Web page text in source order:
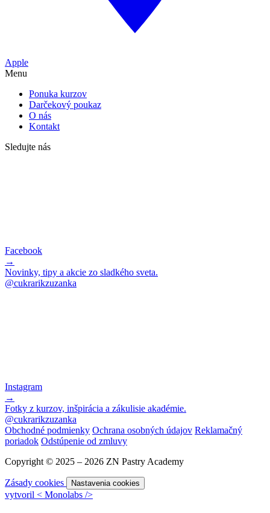
Apple
Menu
Ponuka kurzov
Darčekový poukaz
O nás
Kontakt
Sledujte nás
Facebook
→
Novinky, tipy a akcie zo sladkého sveta.
@cukrarikzuzanka
Instagram
→
Fotky z kurzov, inšpirácia a zákulisie akadémie.
@cukrarikzuzanka
Obchodné podmienky Ochrana osobných údajov Reklamačný
poriadok Odstúpenie od zmluvy
Copyright © 2025 – 2026 ZN Pastry Academy
Zásady cookies Nastavenia cookies
vytvoril < Monolabs />